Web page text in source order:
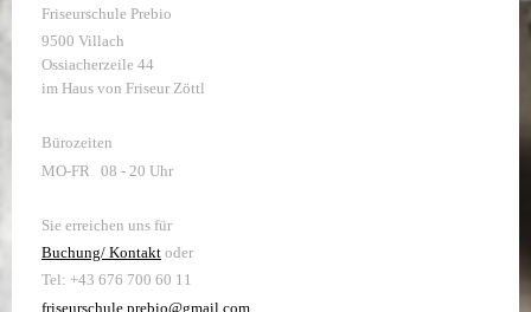
Friseurschule Prebio
9500 Villach
Ossiacherzeile 44
im Haus von Friseur Zöttl
Bürozeiten
MO-FR 08 - 20 Uhr
Sie erreichen uns für
Buchung/ Kontakt oder
Tel: +43 676 700 60 11
friseurschule.prebio@gmail.com